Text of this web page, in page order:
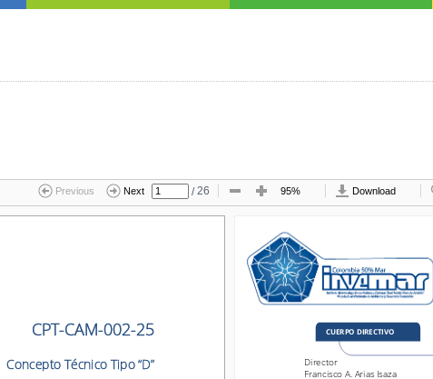
Previous Next / 26 95% Download
CPT-CAM-002-25
Concepto Técnico Tipo “D
CPT-CAM-002-25
Concepto Técnico Tipo “D”
Francisco A. Arias Isaza
CUERPO DIRECTIVO
Director
Francisco A. Arias Isaza